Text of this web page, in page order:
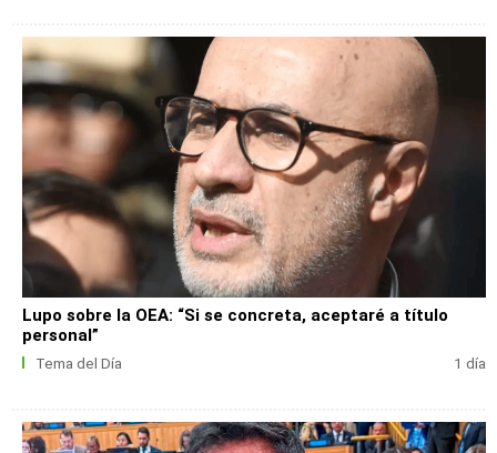
Lupo sobre la OEA: “Si se concreta, aceptaré a título
personal”
Tema del Día 1 día